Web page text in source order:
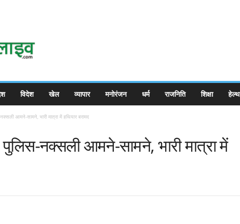
विदेश खेल व्यापार मनोरंजन धर्म राजनिति शिक्षा हेल्थ
आमने-सामने, भारी मात्रा में हथियार बरामद
नक्सली आमने-सामने, भारी मात्रा में